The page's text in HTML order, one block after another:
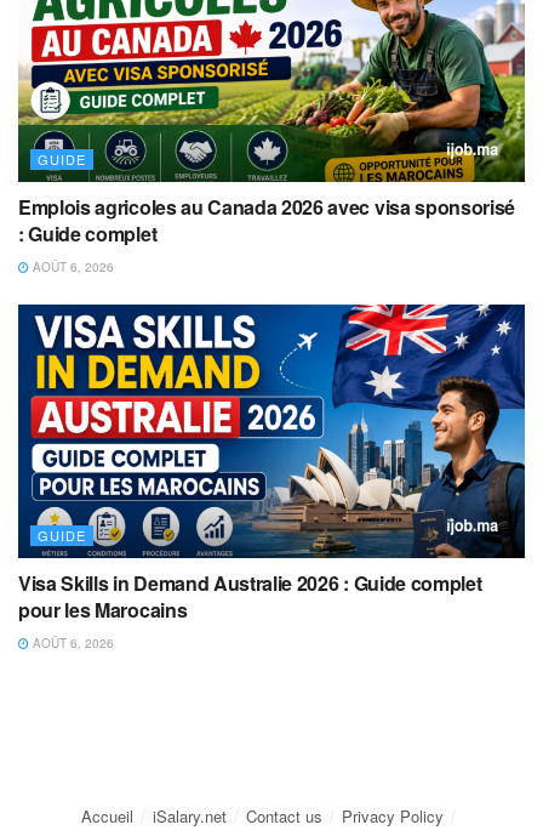
GUIDE
Emplois agricoles au Canada 2026 avec visa sponsorisé
: Guide complet
AOÛT 6, 2026
GUIDE
Visa Skills in Demand Australie 2026 : Guide complet
pour les Marocains
AOÛT 6, 2026
Accueil iSalary.net Contact us
Privacy Policy